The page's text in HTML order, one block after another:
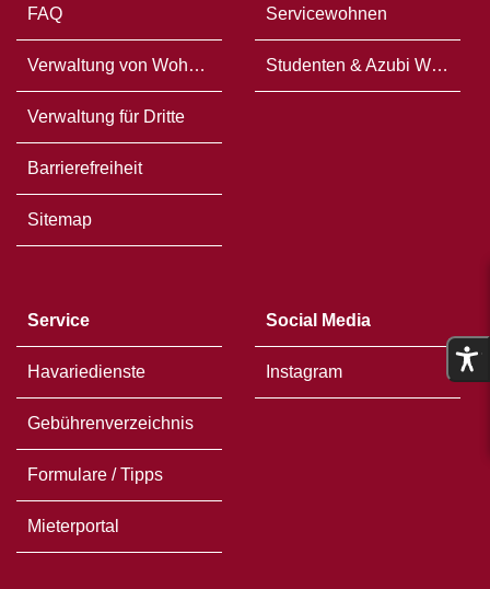
FAQ
Verwaltung von Wohneigentum
Verwaltung für Dritte
Barrierefreiheit
Sitemap
Servicewohnen
Studenten & Azubi WG`s
Service
Havariedienste
Gebührenverzeichnis
Formulare / Tipps
Mieterportal
Social Media
Instagram